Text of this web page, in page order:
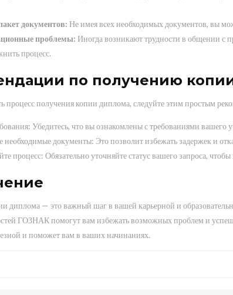
документов: Не имея всех необходимых документов, вы
проблемы: Иногда возникают трудности в общении с
процесс.
по получению
процесс получения копии диплома, следуйте этим простым
Убедитесь, что вы ознакомлены с требованиями
необходимые документы: Это позволит избежать задержек и
процесс: Обязательно уточняйте статус вашего запроса,
диплома — это важный шаг в вашей карьерной и
ГОЗНАК помогут вам избежать возможных проблем и
и поможет вам в ваших начинаниях.